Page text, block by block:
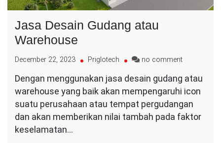
Jasa Desain Gudang atau
Warehouse
December 22, 2023 Priglotech no commenton
Desain
Gudang
atau
Warehouse
Dengan menggunakan jasa desain gudang atau
warehouse yang baik akan mempengaruhi icon
suatu perusahaan atau tempat pergudangan
dan akan memberikan nilai tambah pada faktor
keselamatan…